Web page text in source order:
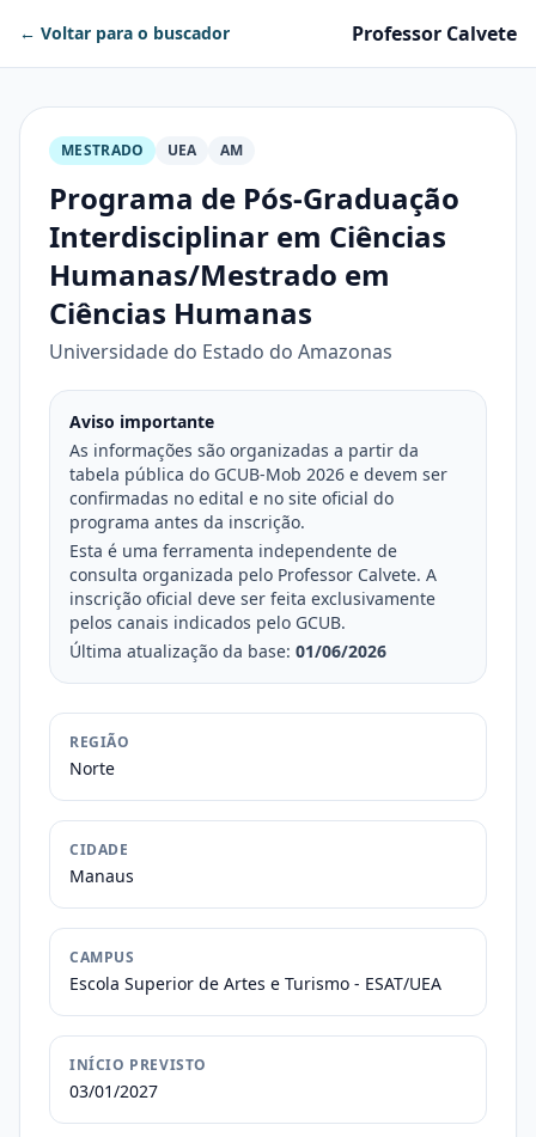
← Voltar para o buscador Professor Calvete
MESTRADO UEA AM
Programa de Pós-Graduação
Interdisciplinar em Ciências
Humanas/Mestrado em
Ciências Humanas
Universidade do Estado do Amazonas
Aviso importante
As informações são organizadas a partir da
tabela pública do GCUB-Mob 2026 e devem ser
confirmadas no edital e no site oficial do
programa antes da inscrição.
Esta é uma ferramenta independente de
consulta organizada pelo Professor Calvete. A
inscrição oficial deve ser feita exclusivamente
pelos canais indicados pelo GCUB.
Última atualização da base: 01/06/2026
REGIÃO
Norte
CIDADE
Manaus
CAMPUS
Escola Superior de Artes e Turismo - ESAT/UEA
INÍCIO PREVISTO
03/01/2027